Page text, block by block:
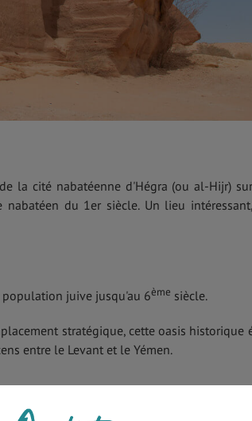
la cité nabatéenne d'Hégra (ou al-Hijr)
nabatéen du 1er siècle. Un lieu
juive jusqu'au 6ème siècle.
stratégique, cette oasis historique
entre le Levant et le Yémen.